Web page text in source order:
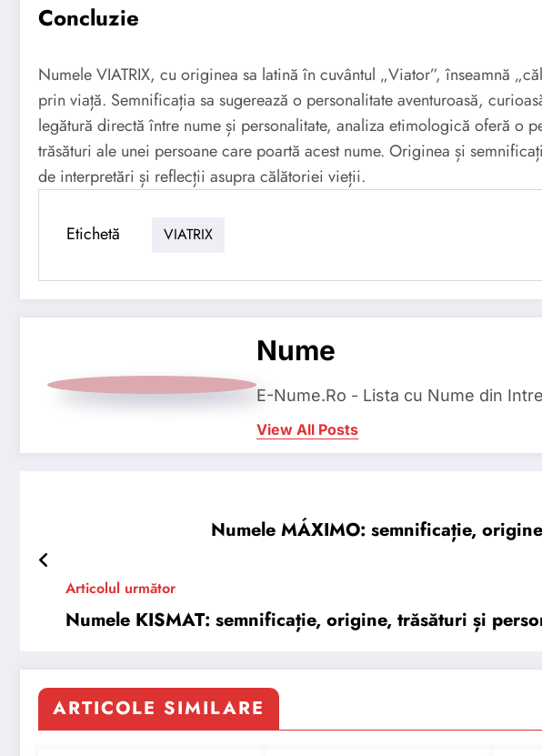
Concluzie
Numele VIATRIX, cu originea sa latină în cuvântul „Viator”, înseamnă
prin viață. Semnificația sa sugerează o personalitate aventuroasă,
legătură directă între nume și personalitate, analiza etimologică oferă o
trăsături ale unei persoane care poartă acest nume. Originea și
de interpretări și reflecții asupra călătoriei vieții.
Etichetă VIATRIX
Nume
E-Nume.Ro - Lista cu Nume din
View All Posts
Numele MÁXIMO: semnificație,
Articolul următor
Numele KISMAT: semnificație, origine, trăsături și
ARTICOLE SIMILARE